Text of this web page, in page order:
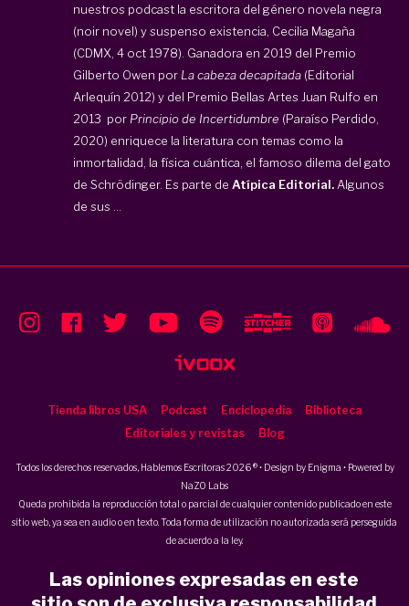
nuestros podcast la escritora del género novela negra
(noir novel) y suspenso existencia, Cecilia Magaña
(CDMX, 4 oct 1978). Ganadora en 2019 del Premio
Gilberto Owen por La cabeza decapitada (Editorial
Arlequín 2012) y del Premio Bellas Artes Juan Rulfo en
2013 por Principio de Incertidumbre (Paraíso Perdido,
2020) enriquece la literatura con temas como la
inmortalidad, la física cuántica, el famoso dilema del gato
de Schrödinger. Es parte de Atípica Editorial. Algunos
de sus ...
Tienda libros USA Podcast Enciclopedia
Biblioteca
Editoriales y revistas
Blog
Todos los derechos reservados, Hablemos Escritoras 2026 ® • Design by Enigma • Powered by
NaZO Labs
Queda prohibida la reproducción total o parcial de cualquier contenido publicado en este
sitio web, ya sea en audio o en texto. Toda forma de utilización no autorizada será perseguida
de acuerdo a la ley.
Las opiniones expresadas en este